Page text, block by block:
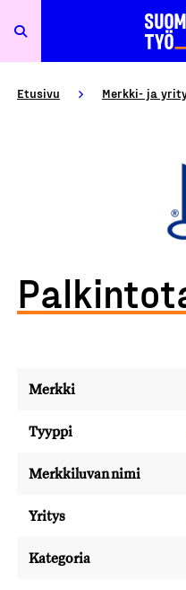
Etusivu Merkki- ja
Merkki
Tyyppi
Merkkiluvan nimi
Yritys
Kategoria